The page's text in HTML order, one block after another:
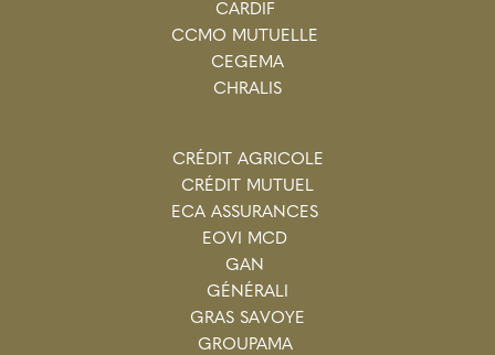
CARDIF
CCMO MUTUELLE
CEGEMA
CHRALIS
CRÉDIT AGRICOLE
CRÉDIT MUTUEL
ECA ASSURANCES
EOVI MCD
GAN
GÉNÉRALI
GRAS SAVOYE
GROUPAMA